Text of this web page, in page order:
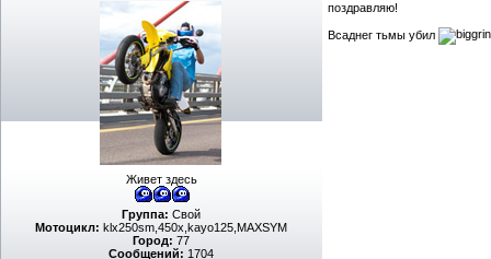
Живет здесь
Группа: Свой
Мотоцикл: klx250sm,450x,kayo125,MAXSYM
Город: 77
Сообщений: 1704
поздравляю!
Всаднег тьмы убил